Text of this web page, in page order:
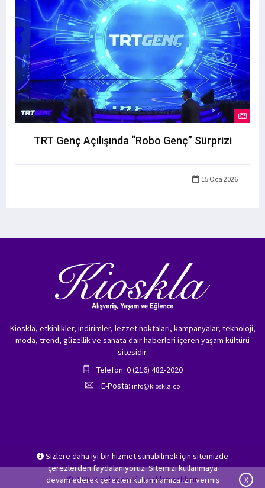
TRT Genç Açılışında “Robo Genç” Sürprizi
15 Oca 2026
Sizlere daha iyi bir hizmet sunabilmek için sitemizde
çerezlerden faydalanıyoruz. Sitemizi kullanmaya
devam ederek çerezleri kullanmamıza izin vermiş
X
Kioskla, etkinlikler, indirimler, lezzet noktaları, kampanyalar, teknoloji,
moda, trend, güzellik ve sanata dair haberleri içeren yaşam kültürü
sitesidir.
Telefon: 0 (216) 482-2020
E-Posta: info@kioskla.co
© 2026 Kioskla.co Tüm hakları saklıdır.